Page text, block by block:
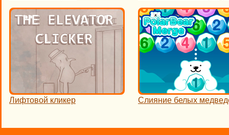
Лифтовой кликер Слияние белых